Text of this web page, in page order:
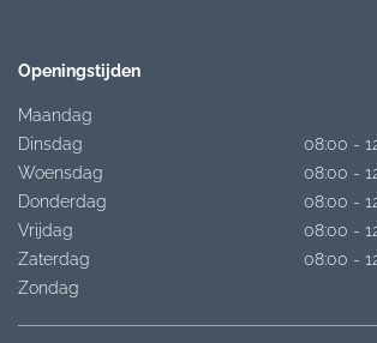
Openingstijden
Maandag
Dinsdag
08:00 -
Woensdag
08:00 -
Donderdag
08:00 -
Vrijdag
08:00 -
Zaterdag
08:00 -
Zondag